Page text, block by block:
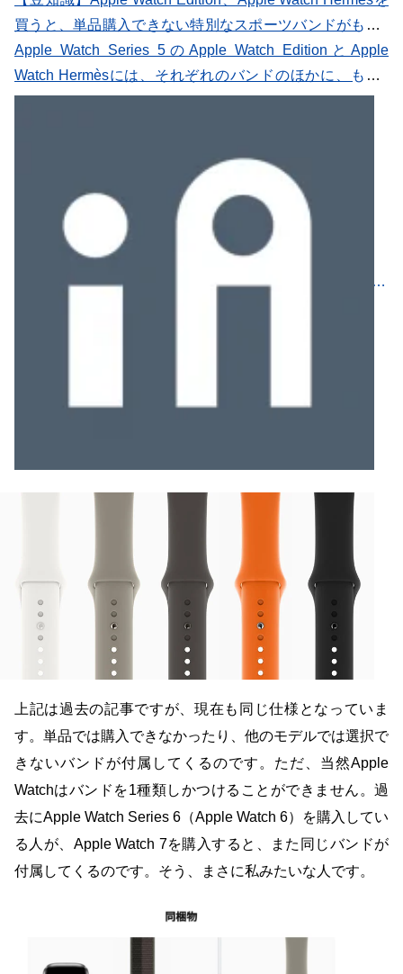
買うと、単品購入できない特別なスポーツバンドがもう1
本ついてくる – iをありがとう
Apple Watch Series 5のApple Watch EditionとApple
Watch Hermèsには、それぞれのバンドのほかに、もう1
本スポーツバンドが付属しています。 Series 4で廃止され
クチタニウムが「Edition」に仲間入りしています。 セラ
ミックは、Series 3にラインナップされていたグレイセラ
ミックケースは今回はなく、ホワイトのみです。 今回の
Apple Watch Editionを買うと、それぞれのバンドのほかに
付属 ソフトホワイトスポーツバンドは、2017年9月に秋
グレイ、ダークグレイは、これが初登場の色です。 いず
れのスポーツバンドも、単品購入はできません。 好きな
バンドと組み合わせて買える「Apple Watch Studio」で
も、この色は登場しません。 「Apple Watch Studio」でス
ポーツバンドを選んだとしても、やはりこのスポーツバン
ドが付いてきます。 Apple Watch Editionを購入する：
Apple公式サイト Apple Watch Hermèsには、防水性が強
化されたSeries 3から、革製バンドのほかにもう1本、
Hermèsオレンジのスポーツバンドが同梱されるようにな
りました。 今回のSeries 5にも「Hermèsオレンジスポー
ツバンド」が付属しています。 ピンの内側に「Apple
Watch Hermès」の文字が刻印された特別仕様です。
Series 5のApple Watch Hermèsには、新たに「オールブ
ラックステンレススチールケースを採用したオールブラッ
クバージョンには、オレンジスポーツバンドではなく、
れています。 通常の「 ブラックスポーツバンド 」との、
上記は過去の記事ですが、現在も同じ仕様となっていま
す。単品では購入できなかったり、他のモデルでは選択で
きないバンドが付属してくるのです。ただ、当然Apple
Watchはバンドを1種類しかつけることができません。過
去にApple Watch Series 6（Apple Watch 6）を購入してい
る人が、Apple Watch 7を購入すると、また同じバンドが
付属してくるのです。そう、まさに私みたいな人です。